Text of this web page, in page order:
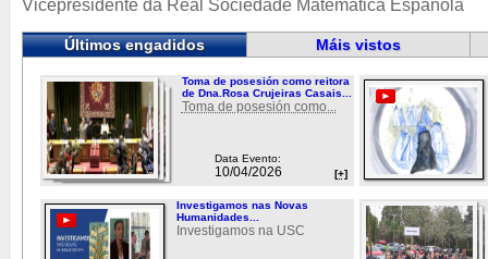
Vicepresidente da Real Sociedade Matemática Española
Últimos engadidos Máis vistos
Toma de posesión como reitora
de Dna.Rosa Crujeiras Casais...
Toma de posesión como...
Data Evento:
10/04/2026 [+]
Investigamos nas Novas
Humanidades...
Investigamos na USC